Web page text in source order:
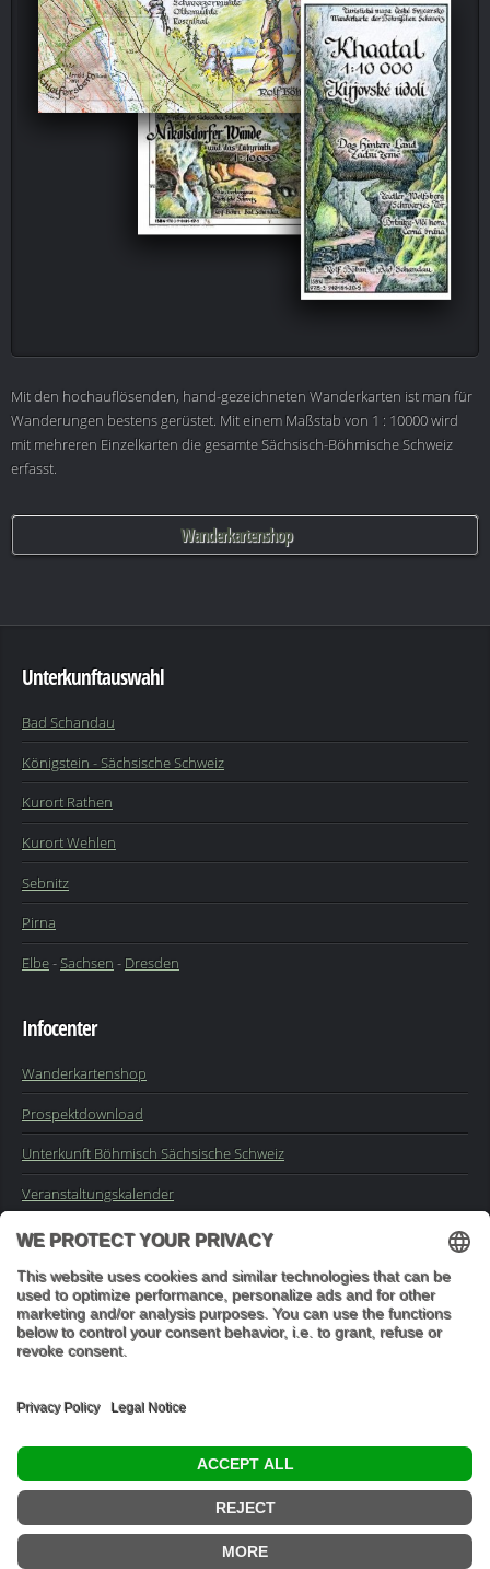
Mit den hochauflösenden, hand-gezeichneten Wanderkarten ist man für
Wanderungen bestens gerüstet. Mit einem Maßstab von 1 : 10000 wird
mit mehreren Einzelkarten die gesamte Sächsisch-Böhmische Schweiz
erfasst.
Wanderkartenshop
Unterkunftauswahl
Bad Schandau
Königstein - Sächsische Schweiz
Kurort Rathen
Kurort Wehlen
Sebnitz
Pirna
Elbe-Sachsen - Dresden
Infocenter
Wanderkartenshop
Prospektdownload
Unterkunft Böhmisch Sächsische Schweiz
Veranstaltungskalender
Impressum
Buchungsanfrage
"In den Wäldern sind Dinge, über die nachzudenken man jahrelang
im Moos liegen könnte." (Franz Kafka)
Datenschutzeinstellungen